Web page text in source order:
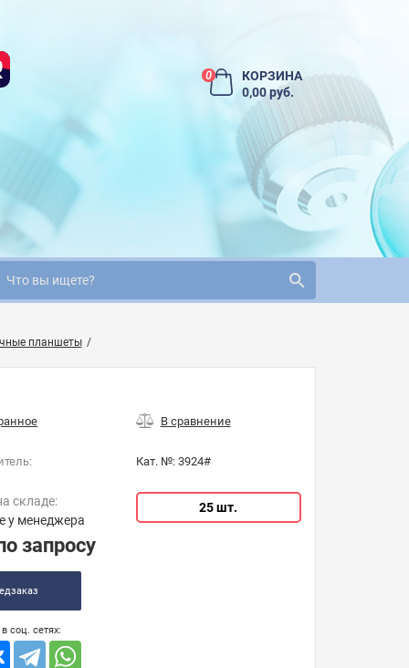
0
КОРЗИНА
0,00 руб.
планшеты
Кат. №: 3924#
складе:
у менеджера
запросу
соц. сетях:
25 шт.